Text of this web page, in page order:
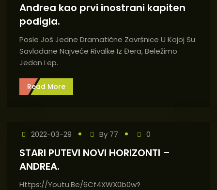
Andrea kao prvi inostrani kapiten
podigla.
Posle Još Jedne Dramatične Završnice U Kojoj Su
Savladane Najveće Rivalke Iz Đera, Beležimo
Jedan Lep.
Read More
2022-03-29 By 77 0
STARI PUTEVI NOVI HORIZONTI –
ANDREA.
Https://youtu.be/6Cf4XWX0b0w?